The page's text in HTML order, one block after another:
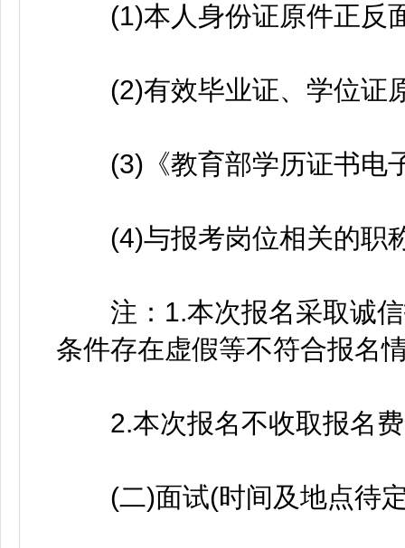
(1)本人身份证原件正反
(2)有效毕业证、学位证
(3)《教育部学历证书电
(4)与报考岗位相关的职
注：1.本次报名采取诚信
条件存在虚假等不符合报名
2.本次报名不收取报名
(二)面试(时间及地点待定